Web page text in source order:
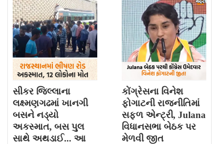
સીકર જિલ્લાના
લક્ષ્મણગઢમાં ખાનગી
બસને નડ્યો
અકસ્માત, બસ પુલ
સાથે અથડાઈ... આ
કોંગ્રેસના વિનેશ
ફોગાટની રાજનીતિમાં
સફળ એન્ટ્રી, Julana
વિધાનસભા બેઠક પર
મેળવી જીત